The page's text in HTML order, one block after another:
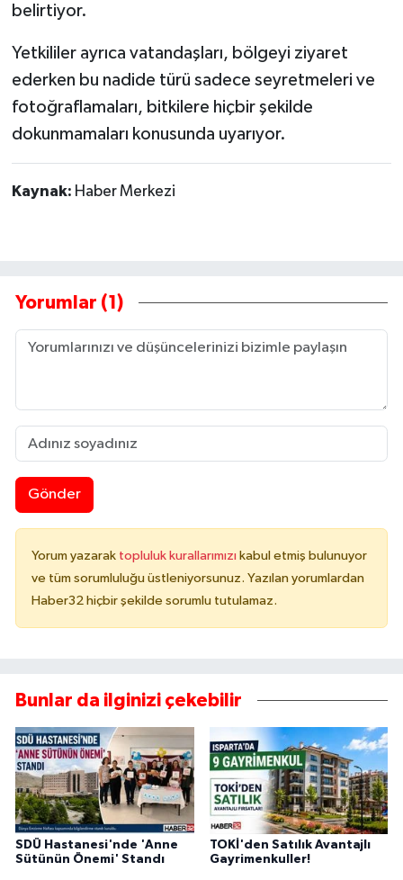
belirtiyor.
Yetkililer ayrıca vatandaşları, bölgeyi ziyaret
ederken bu nadide türü sadece seyretmeleri ve
fotoğraflamaları, bitkilere hiçbir şekilde
dokunmamaları konusunda uyarıyor.
Kaynak: Haber Merkezi
Yorumlar (1)
Gönder
Yorum yazarak topluluk kurallarımızı kabul etmiş bulunuyor
ve tüm sorumluluğu üstleniyorsunuz. Yazılan yorumlardan
Haber32 hiçbir şekilde sorumlu tutulamaz.
Bunlar da ilginizi çekebilir
SDÜ Hastanesi'nde 'Anne
Sütünün Önemi' Standı
TOKİ'den Satılık Avantajlı
Gayrimenkuller!